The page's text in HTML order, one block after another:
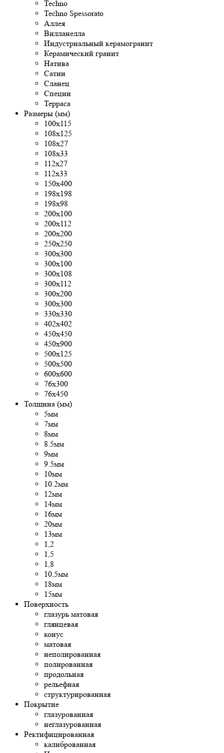
Techno
Techno Spessorato
Аллея
Вилланелла
Индустриальный керамогранит
Керамический гранит
Натива
Сатин
Сланец
Специи
Терраса
Размеры (мм)
100x115
108x125
108х27
108х33
112х27
112х33
150х400
198x198
198x98
200x100
200х112
200х200
250х250
300x300
300х100
300х108
300х112
300х200
300х300
330х330
402х402
450х450
450х900
500x125
500х500
600х600
76х300
76х450
Толщина (мм)
5мм
7мм
8мм
8.5мм
9мм
9.5мм
10мм
10.2мм
12мм
14мм
16мм
20мм
13мм
1,2
1,5
1,8
10,5мм
18мм
15мм
Поверхность
глазурь матовая
глянцевая
конус
матовая
неполированная
полированная
продольная
рельефная
структурированная
Покрытие
глазурованная
неглазурованная
Ректифицированная
калиброванная